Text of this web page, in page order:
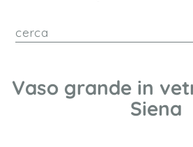
Vaso grande in
Siena